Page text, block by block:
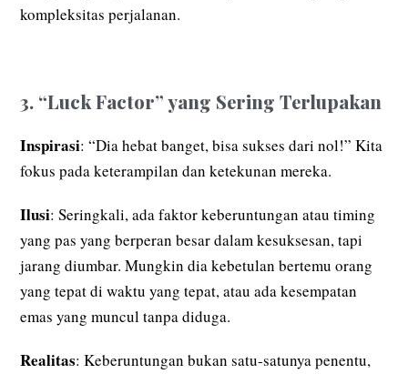
kompleksitas perjalanan.
3. “Luck Factor” yang Sering Terlupakan
Inspirasi: “Dia hebat banget, bisa sukses dari nol!” Kita
fokus pada keterampilan dan ketekunan mereka.
Ilusi: Seringkali, ada faktor keberuntungan atau timing
yang pas yang berperan besar dalam kesuksesan, tapi
jarang diumbar. Mungkin dia kebetulan bertemu orang
yang tepat di waktu yang tepat, atau ada kesempatan
emas yang muncul tanpa diduga.
Realitas: Keberuntungan bukan satu-satunya penentu,